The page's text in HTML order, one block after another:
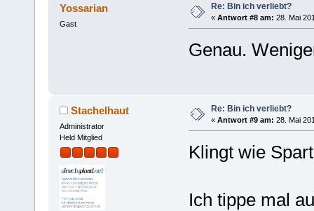
Yossarian
Gast
Re: Bin ich verliebt?
« Antwort #8 am: 28. Mai
Genau.
Stachelhaut
Administrator
Held Mitglied
Re: Bin ich verliebt?
« Antwort #9 am: 28. Mai
Klingt wie
Ich tippe mal